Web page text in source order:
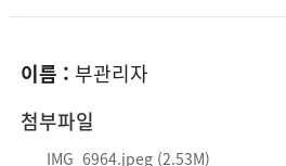
이름 : 부관리자
첨부파일
IMG_6964.jpeg (2.53M)